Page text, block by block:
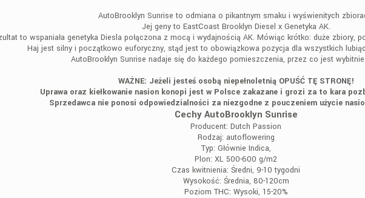
AutoBrooklyn Sunrise to odmiana o pikantnym smaku i wyświenitych
Jej geny to EastCoast Brooklyn Diesel x Genetyka AK.
to wspaniała genetyka Diesla połączona z mocą i wydajnością AK. Mówiąc krótko: duże zbiory,
Haj jest silny i początkowo euforyczny, stąd jest to obowiązkowa pozycja dla wszystkich
AutoBrooklyn Sunrise nadaje się do każdego pomieszczenia, przez co jest
WAŻNE: Jeżeli jesteś osobą niepełnoletnią OPUŚĆ TĘ STRONĘ!
Uprawa oraz kiełkowanie nasion konopi jest w Polsce zakazane i grozi za to kara
Sprzedawca nie ponosi odpowiedzialności za niezgodne z pouczeniem użycie
Cechy AutoBrooklyn Sunrise
Producent: Dutch Passion
Rodzaj: autoflowering
Typ: Głównie Indica,
Plon: XL 500-600 g/m2
Czas kwitnienia: Średni, 9-10 tygodni
Wysokość: Średnia, 80-120cm
Poziom THC: Wysoki, 15-20%